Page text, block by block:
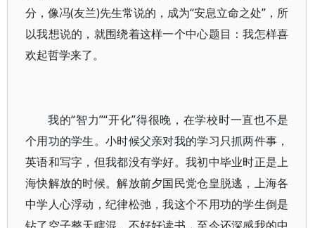
分，像冯(友兰)先生常说的，成为“安息立命之处”，所
以我想说的，就围绕着这样一个中心题目：我怎样喜
欢起哲学来了。
我的“智力”“开化”得很晚，在学校时一直也不是
个用功的学生。小时候父亲对我的学习只抓两件事，
英语和写字，但我都没有学好。我初中毕业时正是上
海快解放的时候。解放前夕国民党仓皇脱逃，上海各
中学人心浮动，纪律松弛，我这个不用功的学生倒是